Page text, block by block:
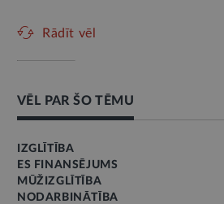
Rādīt vēl
VĒL PAR ŠO TĒMU
IZGLĪTĪBA
ES FINANSĒJUMS
MŪŽIZGLĪTĪBA
NODARBINĀTĪBA